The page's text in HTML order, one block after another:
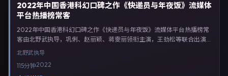
2022年中国香港科幻口碑之作《快递员与年夜饭》流媒体
平台热播榜常客
2022年中国香港科幻口碑之作《快递员与年夜饭》流媒体平台热播榜常
客由北野武执导，巩俐、赵丽颖、蒋雯丽领衔主演，王劲松等联合出演。
剧情以科幻类型为主线，融合中国香港本土叙事与人物弧光，适合检索
成中国香港摄制与后期，同年季度档期内全渠道上线与二轮放映。影片在
北野武执导
115分钟2022